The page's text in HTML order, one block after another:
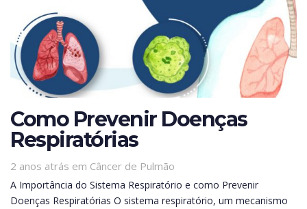
Como Prevenir Doenças
Respiratórias
2 anos atrás em
Tags Câncer de Pulmão
A Importância do Sistema Respiratório e como Prevenir
Doenças Respiratórias O sistema respiratório, um mecanismo